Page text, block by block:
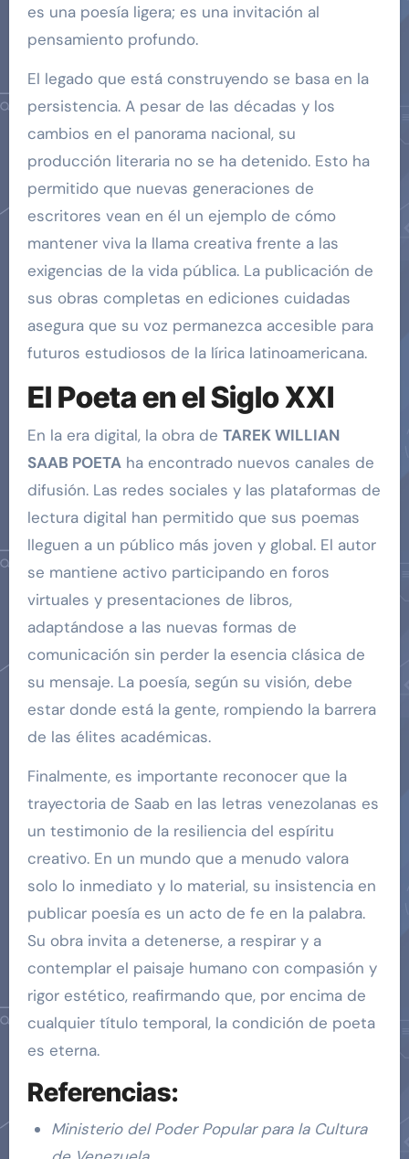
es una poesía ligera; es una invitación al
pensamiento profundo.
El legado que está construyendo se basa en la
persistencia. A pesar de las décadas y los
cambios en el panorama nacional, su
producción literaria no se ha detenido. Esto ha
permitido que nuevas generaciones de
escritores vean en él un ejemplo de cómo
mantener viva la llama creativa frente a las
exigencias de la vida pública. La publicación de
sus obras completas en ediciones cuidadas
asegura que su voz permanezca accesible para
futuros estudiosos de la lírica latinoamericana.
El Poeta en el Siglo XXI
En la era digital, la obra de TAREK WILLIAN
SAAB POETAha encontrado nuevos canales de
difusión. Las redes sociales y las plataformas de
lectura digital han permitido que sus poemas
lleguen a un público más joven y global. El autor
se mantiene activo participando en foros
virtuales y presentaciones de libros,
adaptándose a las nuevas formas de
comunicación sin perder la esencia clásica de
su mensaje. La poesía, según su visión, debe
estar donde está la gente, rompiendo la barrera
de las élites académicas.
Finalmente, es importante reconocer que la
trayectoria de Saab en las letras venezolanas es
un testimonio de la resiliencia del espíritu
creativo. En un mundo que a menudo valora
solo lo inmediato y lo material, su insistencia en
publicar poesía es un acto de fe en la palabra.
Su obra invita a detenerse, a respirar y a
contemplar el paisaje humano con compasión y
rigor estético, reafirmando que, por encima de
cualquier título temporal, la condición de poeta
es eterna.
Referencias:
Ministerio del Poder Popular para la Cultura